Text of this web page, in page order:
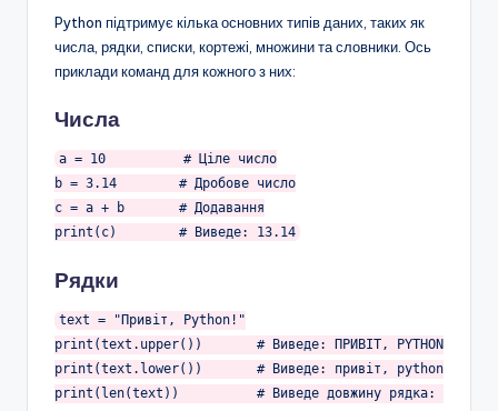
Python підтримує кілька основних типів даних, таких як
числа, рядки, списки, кортежі, множини та словники. Ось
приклади команд для кожного з них:
Числа
a = 10
# Ціле число
b = 3.14
# Дробове число
c = a + b # Додавання
print(c) # Виведе: 13.14
Рядки
text =
"Привіт, Python!"
print(text.upper()) # Виведе: ПРИВІТ, PYTHON!
print(text.lower()) # Виведе: привіт, python!
print(len(text)) # Виведе довжину рядка: 15